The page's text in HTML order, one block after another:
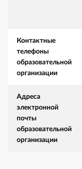
Контактные
телефоны
образовательной
организации
Адреса
электронной
почты
образовательной
организации